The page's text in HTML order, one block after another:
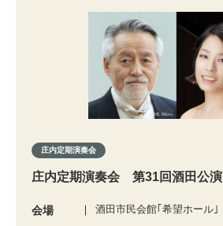
庄内定期演奏会
庄内定期演奏会 第31回酒田公演
会場 酒田市民会館｢希望ホール｣